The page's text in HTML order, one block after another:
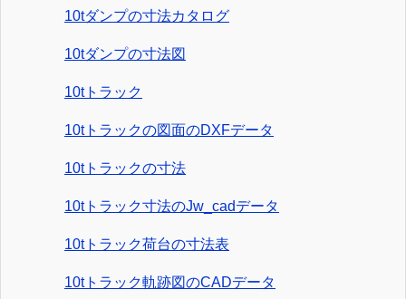
10tダンプの寸法カタログ
10tダンプの寸法図
10tトラック
10tトラックの図面のDXFデータ
10tトラックの寸法
10tトラック寸法のJw_cadデータ
10tトラック荷台の寸法表
10tトラック軌跡図のCADデータ